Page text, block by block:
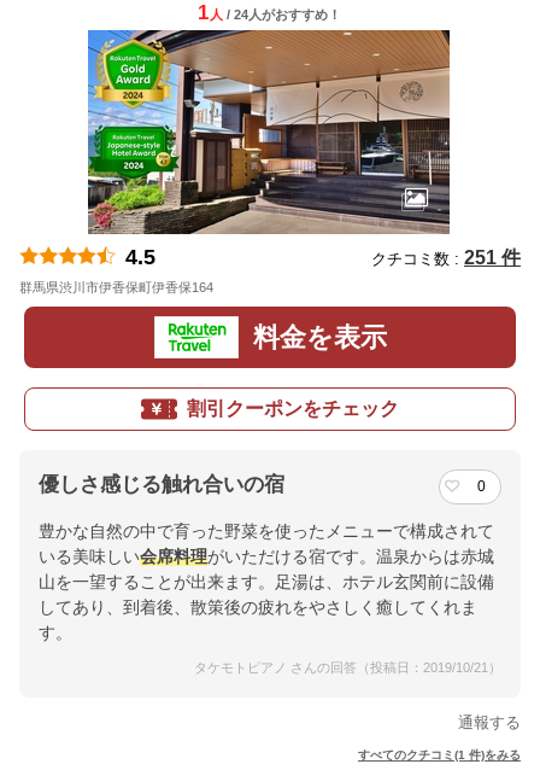
1 人 / 24人がおすすめ！
4.5 クチコミ数 : 251 件
群馬県渋川市伊香保町伊香保164
料金を表示
割引クーポンをチェック
優しさ感じる触れ合いの宿 0
豊かな自然の中で育った野菜を使ったメニューで構成されて
いる美味しい会席料理がいただける宿です。温泉からは赤城
山を一望することが出来ます。足湯は、ホテル玄関前に設備
してあり、到着後、散策後の疲れをやさしく癒してくれま
す。
タケモトピアノ さんの回答（投稿日：2019/10/21）
通報する
すべてのクチコミ(1 件)をみる